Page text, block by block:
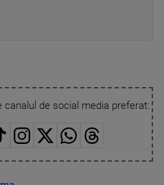
canalul de social media preferat: